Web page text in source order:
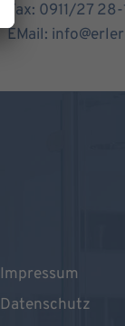
Fax: 0911/27
EMail:
Impressum
Datenschutz